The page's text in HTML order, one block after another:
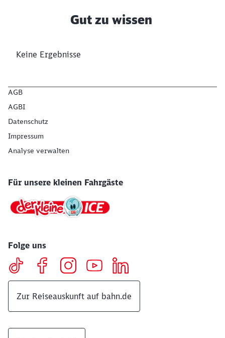
Gut zu wissen
Keine Ergebnisse
AGB
AGBI
Datenschutz
Impressum
Analyse verwalten
Für unsere kleinen Fahrgäste
Folge uns
Zur Reiseauskunft auf bahn.de